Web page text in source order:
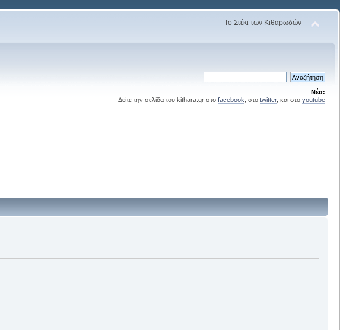
Το Στέκι των Κιθαρωδών
Νέα:
Δείτε την σελίδα του kithara.gr στο facebook , στο twitter, και στο youtube